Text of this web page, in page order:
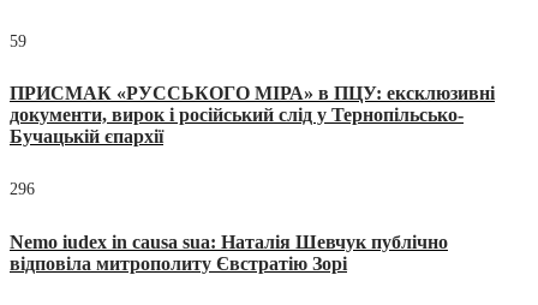
59
ПРИСМАК «РУССЬКОГО МІРА» в ПЦУ: ексклюзивні
документи, вирок і російський слід у Тернопільсько-
Бучацькій єпархії
296
Nemo iudex in causa sua: Наталія Шевчук публічно
відповіла митрополиту Євстратію Зорі